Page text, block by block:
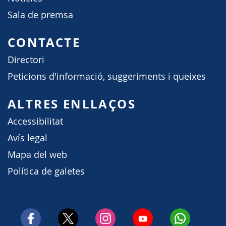
Sala de premsa
CONTACTE
Directori
Peticions d'informació, suggeriments i queixes
ALTRES ENLLAÇOS
Accessibilitat
Avís legal
Mapa del web
Política de galetes